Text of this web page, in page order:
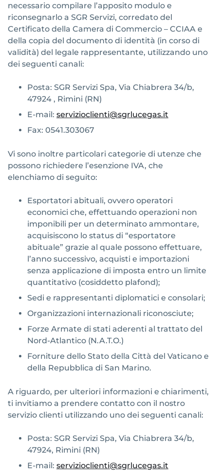
necessario compilare l’apposito modulo e
riconsegnarlo a SGR Servizi, corredato del
Certificato della Camera di Commercio – CCIAA e
della copia del documento di identità (in corso di
validità) del legale rappresentante, utilizzando uno
dei seguenti canali:
Posta: SGR Servizi Spa, Via Chiabrera 34/b,
47924 , Rimini (RN)
E-mail: servizioclienti@sgrlucegas.it
Fax: 0541.303067
Vi sono inoltre particolari categorie di utenze che
possono richiedere l’esenzione IVA, che
elenchiamo di seguito:
Esportatori abituali, ovvero operatori
economici che, effettuando operazioni non
imponibili per un determinato ammontare,
acquisiscono lo status di “esportatore
abituale” grazie al quale possono effettuare,
l’anno successivo, acquisti e importazioni
senza applicazione di imposta entro un limite
quantitativo (cosiddetto plafond);
Sedi e rappresentanti diplomatici e consolari;
Organizzazioni internazionali riconosciute;
Forze Armate di stati aderenti al trattato del
Nord-Atlantico (N.A.T.O.)
Forniture dello Stato della Città del Vaticano e
della Repubblica di San Marino.
A riguardo, per ulteriori informazioni e chiarimenti,
ti invitiamo a prendere contatto con il nostro
servizio clienti utilizzando uno dei seguenti canali:
Posta: SGR Servizi Spa, Via Chiabrera 34/b,
47924, Rimini (RN)
E-mail: servizioclienti@sgrlucegas.it